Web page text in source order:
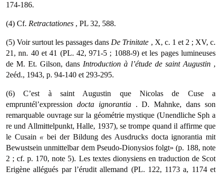
174-186.
(4) Cf. Retractationes , PL 32, 588.
(5) Voir surtout les passages dans De Trinitate , X, c. 1 et 2 ; XV, c.
21, nn. 40 et 41 (PL. 42, 971-5 ; 1088-9) et les pages lumineuses
de M. Et. Gilson, dans Introduction à l’étude de saint Augustin ,
2eéd., 1943, p. 94-140 et 293-295.
(6) C’est à saint Augustin que Nicolas de Cuse a
empruntél’expression docta ignorantia . D. Mahnke, dans son
remarquable ouvrage sur la géométrie mystique (Unendliche Sph a
re und Allmittelpunkt, Halle, 1937), se trompe quand il affirme que
le Cusain «bei der Bildung des Ausdrucks docta ignorantia mit
Bewustsein unmittelbar dem Pseudo-Dionysios folgt» (p. 188, note
2 ; cf. p. 170, note 5). Les textes dionysiens en traduc­tion de Scot
Erigène allégués par l’érudit allemand (PL. 122, 1173 a, 1174 et